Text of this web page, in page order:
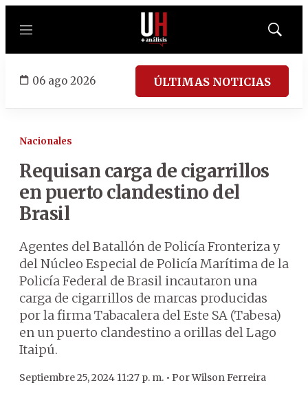
Menú
Mostrar
06 ago 2026 ÚLTIMAS NOTICIAS
Nacionales
Requisan carga de cigarrillos
en puerto clandestino del
Brasil
Agentes del Batallón de Policía Fronteriza y
del Núcleo Especial de Policía Marítima de la
Policía Federal de Brasil incautaron una
carga de cigarrillos de marcas producidas
por la firma Tabacalera del Este SA (Tabesa)
en un puerto clandestino a orillas del Lago
Itaipú.
Septiembre 25, 2024 11:27 p. m. • PorWilson Ferreira